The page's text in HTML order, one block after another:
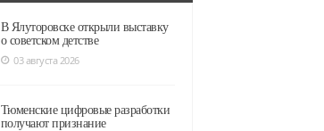
В Ялуторовске открыли выставку
о советском детстве
03 августа 2026
Тюменские цифровые разработки
получают признание